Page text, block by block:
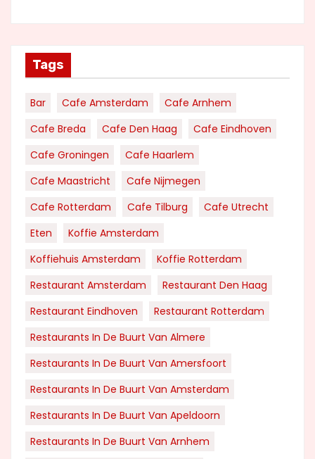
Tags
Bar Cafe Amsterdam
Cafe Arnhem
Cafe Breda
Cafe Den Haag
Cafe Eindhoven
Cafe Groningen
Cafe Haarlem
Cafe Maastricht
Cafe Nijmegen
Cafe Rotterdam
Cafe Tilburg
Cafe Utrecht
Eten
Koffie Amsterdam
Koffiehuis Amsterdam
Koffie Rotterdam
Restaurant Amsterdam
Restaurant Den Haag
Restaurant Eindhoven
Restaurant Rotterdam
Restaurants In De Buurt Van Almere
Restaurants In De Buurt Van Amersfoort
Restaurants In De Buurt Van Amsterdam
Restaurants In De Buurt Van Apeldoorn
Restaurants In De Buurt Van Arnhem